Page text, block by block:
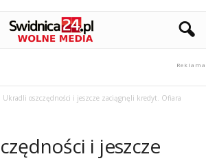
Ukradli oszczędności i jeszcze zaciągnęli kredyt. Ofiara
i jeszcze